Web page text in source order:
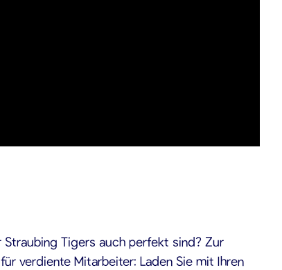
Tigers auch perfekt sind? Zur
verdiente Mitarbeiter: Laden Sie mit Ihren